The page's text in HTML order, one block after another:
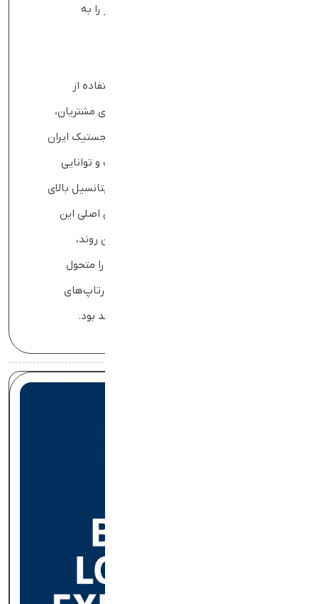
بازار را به دست آورد و خدماتی بی‌نظیر را به
استارتاپ تعارف با تمرکز بر نوآوری، استفاده از
فناوری‌های پیشرفته و توجه به نیازهای مشتریان،
توانسته است جایگاه ویژه‌ای در بازار لجستیک ایران
به دست آورد. رشد سریع این استارتاپ و توانایی
آن در مدیریت چالش‌ها نشان‌دهنده پتانسیل بالای
آن برای تبدیل شدن به یکی از بازیگران اصلی این
صنعت در سطح ملی است. با ادامه این روند،
تعارف هم لجستیک خرده‌فروشی ایران را متحول
خواهد کرد و هم الگویی برای دیگر استارتاپ‌های
ایرانی در مسیر موفقیت و نوآوری خواهد بود.